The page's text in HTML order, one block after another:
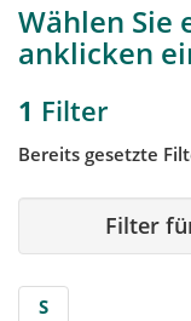
Wählen Sie
anklicken
1 Filter
Bereits gesetzte
Filter
S